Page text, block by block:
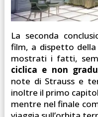
La seconda
film, a dispetto
mostrati i fatti,
ciclica e non
note di Strauss e
inoltre il primo
mentre nel finale